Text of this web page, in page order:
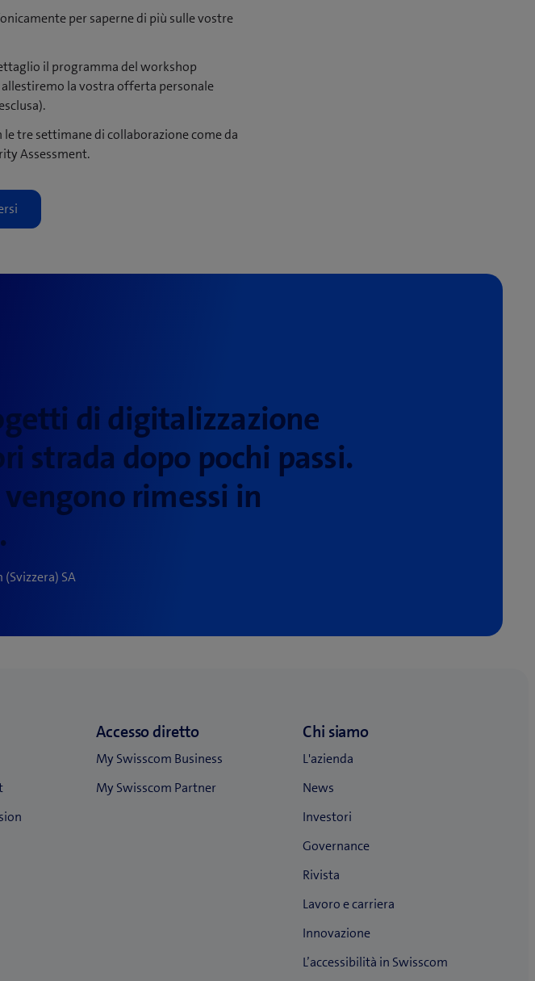
per saperne di più sulle vostre
il programma del workshop
la vostra offerta personale
tre settimane di collaborazione come da
Assessment.
di digitalizzazione
strada dopo pochi passi.
vengono rimessi in
SA